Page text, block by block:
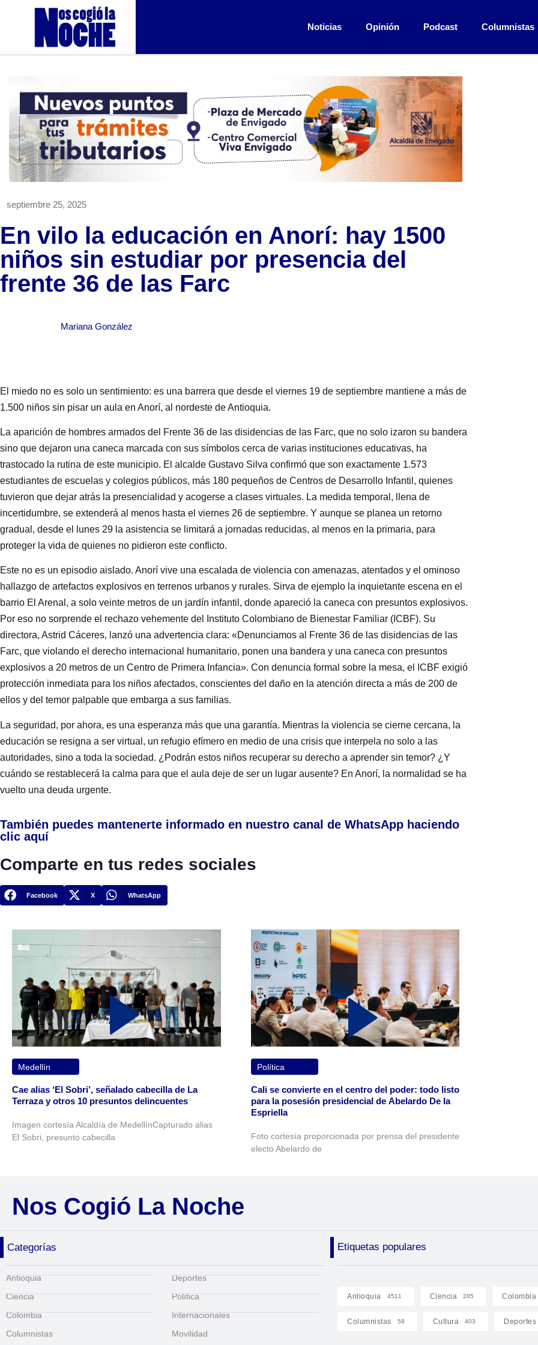
Noticias Opinión Podcast Columnistas
septiembre 25, 2025
En vilo la educación en Anorí: hay 1500
niños sin estudiar por presencia del
frente 36 de las Farc
Mariana González
El miedo no es solo un sentimiento: es una barrera que desde el viernes 19 de septiembre mantiene a más de
1.500 niños sin pisar un aula en Anorí, al nordeste de Antioquia.
La aparición de hombres armados del Frente 36 de las disidencias de las Farc, que no solo izaron su bandera
sino que dejaron una caneca marcada con sus símbolos cerca de varias instituciones educativas, ha
trastocado la rutina de este municipio. El alcalde Gustavo Silva confirmó que son exactamente 1.573
estudiantes de escuelas y colegios públicos, más 180 pequeños de Centros de Desarrollo Infantil, quienes
tuvieron que dejar atrás la presencialidad y acogerse a clases virtuales. La medida temporal, llena de
incertidumbre, se extenderá al menos hasta el viernes 26 de septiembre. Y aunque se planea un retorno
gradual, desde el lunes 29 la asistencia se limitará a jornadas reducidas, al menos en la primaria, para
proteger la vida de quienes no pidieron este conflicto.
Este no es un episodio aislado. Anorí vive una escalada de violencia con amenazas, atentados y el ominoso
hallazgo de artefactos explosivos en terrenos urbanos y rurales. Sirva de ejemplo la inquietante escena en el
barrio El Arenal, a solo veinte metros de un jardín infantil, donde apareció la caneca con presuntos explosivos.
Por eso no sorprende el rechazo vehemente del Instituto Colombiano de Bienestar Familiar (ICBF). Su
directora, Astrid Cáceres, lanzó una advertencia clara: «Denunciamos al Frente 36 de las disidencias de las
Farc, que violando el derecho internacional humanitario, ponen una bandera y una caneca con presuntos
explosivos a 20 metros de un Centro de Primera Infancia». Con denuncia formal sobre la mesa, el ICBF exigió
protección inmediata para los niños afectados, conscientes del daño en la atención directa a más de 200 de
ellos y del temor palpable que embarga a sus familias.
La seguridad, por ahora, es una esperanza más que una garantía. Mientras la violencia se cierne cercana, la
educación se resigna a ser virtual, un refugio efímero en medio de una crisis que interpela no solo a las
autoridades, sino a toda la sociedad. ¿Podrán estos niños recuperar su derecho a aprender sin temor? ¿Y
cuándo se restablecerá la calma para que el aula deje de ser un lugar ausente? En Anorí, la normalidad se ha
vuelto una deuda urgente.
También puedes mantenerte informado en nuestro canal de WhatsApp haciendo
clic aquí
Comparte en tus redes sociales
Facebook X WhatsApp
Medellín
Cae alias ‘El Sobri’, señalado cabecilla de La
Terraza y otros 10 presuntos delincuentes
Imagen cortesía Alcaldía de MedellínCapturado alias
El Sobri, presunto cabecilla
Política
Cali se convierte en el centro del poder: todo listo
para la posesión presidencial de Abelardo De la
Espriella
Foto cortesía proporcionada por prensa del presidente
electo Abelardo de
Nos Cogió La Noche
Categorías Etiquetas populares
Antioquia
Ciencia
Colombia
Columnistas
Deportes
Política
Internacionales
Movilidad
Antioquia 4511 Ciencia 285 Colombia
Columnistas 58 Cultura 403 Deportes